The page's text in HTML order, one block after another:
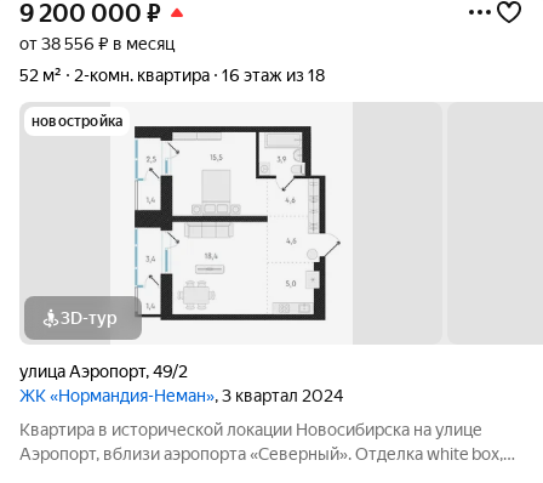
9 200 000 ₽
от 38 556 ₽ в месяц
52 м²
2-комн. квартира 16 этаж из 18
новостройка
3D-тур
улица Аэропорт,49/2
ЖК «Нормандия-Неман», 3 квартал 2024
Квартира в исторической локации Новосибирска на улице
Аэропорт, вблизи аэропорта «Северный». Отделка white box,